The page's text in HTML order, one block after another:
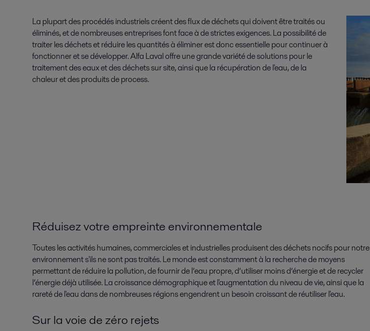
La plupart des procédés industriels créent des flux de déchets qui doivent être traités ou
éliminés, et de nombreuses entreprises font face à de strictes exigences. La possibilité de
traiter les déchets et réduire les quantités à éliminer est donc essentielle pour continuer à
fonctionner et se développer. Alfa Laval offre une grande variété de solutions pour le
traitement des eaux et des déchets sur site, ainsi que la récupération de l'eau, de la
chaleur et des produits de process.
Réduisez votre empreinte environnementale
Toutes les activités humaines, commerciales et industrielles produisent des déchets nocifs pour notre
environnement s'ils ne sont pas traités. Le monde est constamment à la recherche de moyens
permettant de réduire la pollution, de fournir de l’eau propre, d’utiliser moins d’énergie et de recycler
l’énergie déjà utilisée. La croissance démographique et l'augmentation du niveau de vie, ainsi que la
rareté de l'eau dans de nombreuses régions engendrent un besoin croissant de réutiliser l'eau.
Sur la voie de zéro rejets